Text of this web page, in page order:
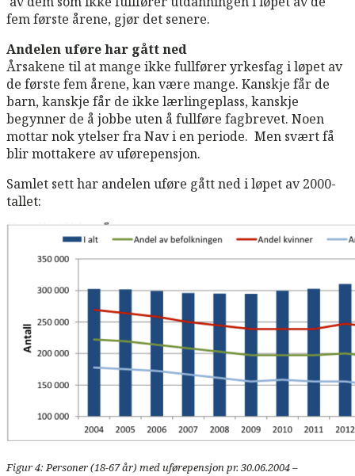
fem første årene, gjør det senere.
Andelen uføre har gått ned
Årsakene til at mange ikke fullfører yrkesfag i løpet av
de første fem årene, kan være mange. Kanskje får de
barn, kanskje får de ikke lærlingeplass, kanskje
begynner de å jobbe uten å fullføre fagbrevet. Noen
mottar nok ytelser fra Nav i en periode. Men svært få
blir mottakere av uførepensjon.
Samlet sett har andelen uføre gått ned i løpet av 2000-
tallet:
Figur 4: Personer (18-67 år) med uførepensjon pr. 30.06.2004 –